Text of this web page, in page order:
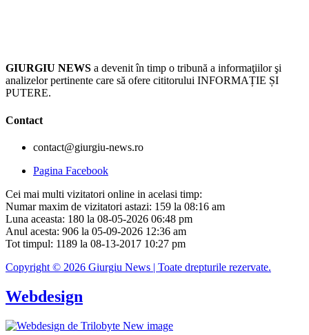
GIURGIU NEWS a devenit în timp o tribună a informaţiilor şi
analizelor pertinente care să ofere cititorului INFORMAȚIE ȘI
PUTERE.
Contact
contact@giurgiu-news.ro
Pagina Facebook
Cei mai multi vizitatori online in acelasi timp:
Numar maxim de vizitatori astazi: 159 la 08:16 am
Luna aceasta: 180 la 08-05-2026 06:48 pm
Anul acesta: 906 la 05-09-2026 12:36 am
Tot timpul: 1189 la 08-13-2017 10:27 pm
Copyright © 2026 Giurgiu News | Toate drepturile rezervate.
Webdesign